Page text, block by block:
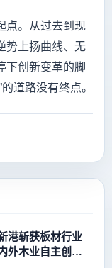
点。从过去到现
势上扬曲线、无
下创新变革的脚
道路没有终点。
港斩获板材行业
外木业自主创新